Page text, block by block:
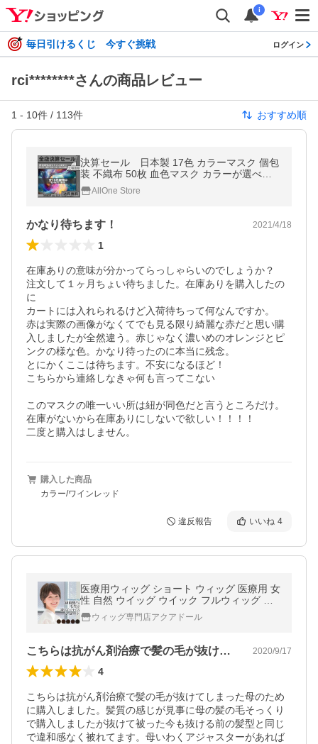
i
毎日引けるくじ 今すぐ挑戦 ログイン
rci********さんの商品レビュー
1 - 10件 / 113件 おすすめ順
決算セール 日本製 17色 カラーマスク 個包
装 不織布 50枚 血色マスク カラーが選べる
ふつうサイズ 使い捨て
AllOne Store
かなり待ちます！ 2021/4/18
1
在庫ありの意味が分かってらっしゃらいのでしょうか？
注文して１ヶ月ちょい待ちました。在庫ありを購入したの
に
カートには入れられるけど入荷待ちって何なんですか。
赤は実際の画像がなくてでも見る限り綺麗な赤だと思い購
入しましたが全然違う。赤じゃなく濃いめのオレンジとピ
ンクの様な色。かなり待ったのに本当に残念。
とにかくここは待ちます。不安になるほど！
こちらから連絡しなきゃ何も言ってこない
このマスクの唯一いい所は紐が同色だと言うところだけ。
在庫がないから在庫ありにしないで欲しい！！！！
二度と購入はしません。
購入した商品
カラー/ワインレッド
違反報告 いいね 4
医療用ウィッグ ショート ウィッグ 医療用 女
性 自然 ウイッグ ウイック フルウィッグ レ
ディース かつら 黒髪 黒 茶 ブラウン ベリー
ショート
ウィッグ専門店アクアドール
こちらは抗がん剤治療で髪の毛が抜けてし… 2020/9/17
4
こちらは抗がん剤治療で髪の毛が抜けてしまった母のため
に購入しました。髪質の感じが見事に母の髪の毛そっくり
で購入しましたが抜けて被った今も抜ける前の髪型と同じ
で違和感なく被れてます。母いわくアジャスターがあれば